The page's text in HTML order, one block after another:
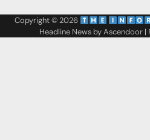
Copyright © 2026
Headline News byAscendoor|